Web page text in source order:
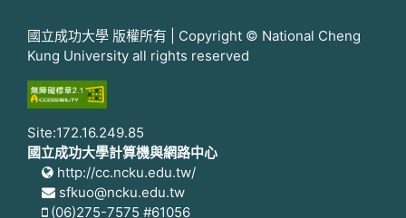
國立成功大學 版權所有 | Copyright © National Cheng
Kung University all rights reserved
Site:172.16.249.85
國立成功大學計算機與網路中心
http://cc.ncku.edu.tw/
sfkuo@ncku.edu.tw
(06)275-7575 #61056